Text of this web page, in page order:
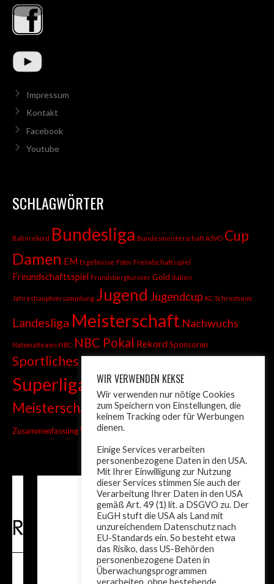
Impressum
Kontakt
Facebook
Youtube
SCHLAGWÖRTER
Bahnrekord Bundesliga Bundesmeisterschaft ASVÖ Cup
Damen EM Ergebnisse Fotos Freindschaftsspiel
Freundschaftsspiel Frundsbergturnier Gold italien
Jahreshauptversammlung Jugend Jugendcup KC Schrezheim
Landesliga Meisterschaft Nachwuchs
Nationalteams NBC NBC Pokal RekordSponsoren
SportlichesSprint
Superliga TandemTiroler Liga
Meisterschaft Trainer Turnier Weltcup wm
Zusammenfassung ÖM Österreich
WIR VERWENDEN KEKSE
Wir verwenden nur nötige Cookies
zum Speichern von Einstellungen, die
keinem Tracking oder für Werbungen
dienen.
Einige Services verarbeiten
personenbezogene Daten in den USA.
Mit Ihrer Einwilligung zur Nutzung
dieser Services stimmen Sie auch der
Verarbeitung Ihrer Daten in den USA
gemäß Art. 49 (1) lit. a DSGVO zu. Der
EuGH stuft die USA als Land mit
unzureichendem Datenschutz nach
EU-Standards ein. So besteht etwa
das Risiko, dass US-Behörden
personenbezogene Daten in
Überwachungsprogrammen
verarbeiten, ohne bestehende